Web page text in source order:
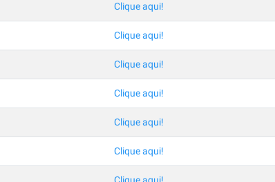
Clique aqui!
Clique aqui!
Clique aqui!
Clique aqui!
Clique aqui!
Clique aqui!